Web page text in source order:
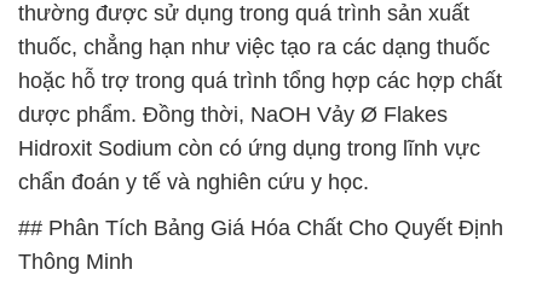
thường được sử dụng trong quá trình sản xuất
thuốc, chẳng hạn như việc tạo ra các dạng thuốc
hoặc hỗ trợ trong quá trình tổng hợp các hợp chất
dược phẩm. Đồng thời, NaOH Vảy Ø Flakes
Hidroxit Sodium còn có ứng dụng trong lĩnh vực
chẩn đoán y tế và nghiên cứu y học.
## Phân Tích Bảng Giá Hóa Chất Cho Quyết Định
Thông Minh